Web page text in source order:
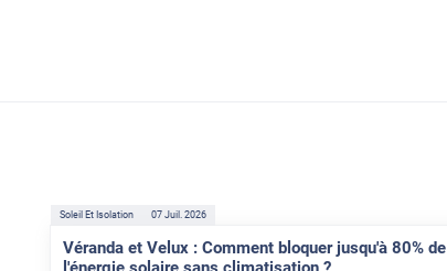
Soleil Et Isolation 07 Juil. 2026
Véranda et Velux : Comment bloquer jusqu'à 80% de